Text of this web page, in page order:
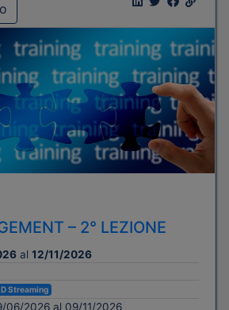
– 2° LEZIONE
al 12/11/2026
Streaming
06/2026 al 09/11/2026